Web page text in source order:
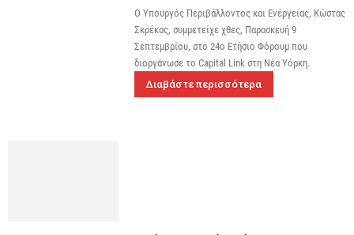
Ο Υπουργός Περιβάλλοντος και Ενέργειας, Κώστας
Σκρέκας, συμμετείχε χθες, Παρασκευή 9
Σεπτεμβρίου, στο 24ο Ετήσιο Φόρουμ που
διοργάνωσε το Capital Link στη Νέα Υόρκη.
Διαβάστε περισσότερα